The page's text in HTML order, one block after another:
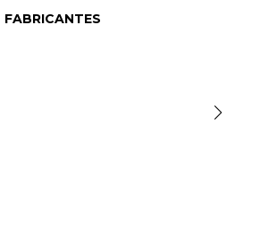
FABRICANTES